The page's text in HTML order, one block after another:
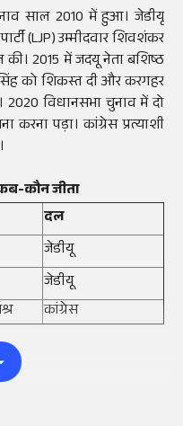
साल 2010 में हुआ। जेडीयू
(LJP)उम्मीदवार शिवशंकर
2015 में जदयू नेता बशिष्ठ
सिंह को शिकस्त दी और करगहर
विधानसभा चुनाव में दो
करना पड़ा। कांग्रेस प्रत्याशी
कौन जीता
दल
जेडीयू
जेडीयू
कांग्रेस